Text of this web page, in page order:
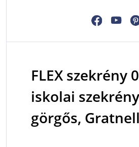
FLEX szekrény
iskolai
görgős,